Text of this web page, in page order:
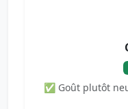
✅ Goût plutôt